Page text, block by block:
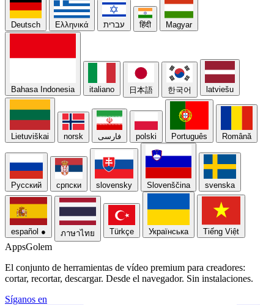
Deutsch Ελληνικά עברית हिंदी Magyar
Bahasa Indonesia italiano 日本語 한국어 latviešu
Lietuviškai norsk فارسی polski Português Română
Русский српски slovensky Slovenščina svenska
español ● ภาษาไทย Türkçe Українська Tiếng Việt
AppsGolem
El conjunto de herramientas de vídeo premium para creadores:
cortar, recortar, descargar. Desde el navegador. Sin instalaciones.
Síganos en